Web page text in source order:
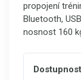
propojení
Bluetooth,
nosnost 160